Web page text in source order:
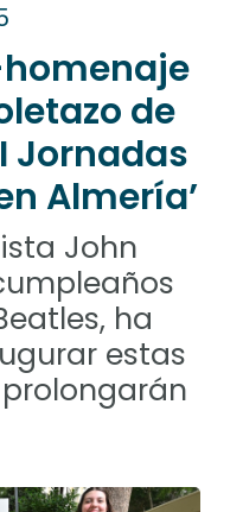
de
Jornadas
Almería’
John
ha
estas